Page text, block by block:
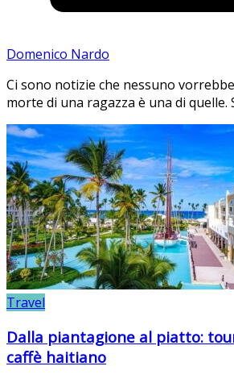
Domenico Nardo
Ci sono notizie che nessuno
morte di una ragazza è una di quelle.
Travel
Dalla piantagione al piatto:
caffè haitiano